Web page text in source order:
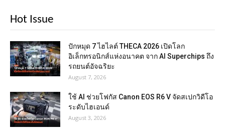
Hot Issue
ปักหมุด 7 ไฮไลต์ THECA 2026 เปิดโลก
อิเล็กทรอนิกส์แห่งอนาคต จาก AI Superchips ถึง
รถยนต์อัจฉริยะ
August 7, 2026
ใช้ AI ช่วยโฟกัส Canon EOS R6 V จัดสเปกวิดีโอ
ระดับไฮเอนด์
August 3, 2026